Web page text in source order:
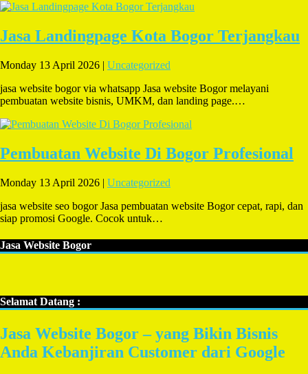
Jasa Landingpage Kota Bogor Terjangkau
Monday 13 April 2026 | Uncategorized
jasa website bogor via whatsapp Jasa website Bogor melayani
pembuatan website bisnis, UMKM, dan landing page.…
Pembuatan Website Di Bogor Profesional
Monday 13 April 2026 | Uncategorized
jasa website seo bogor Jasa pembuatan website Bogor cepat, rapi, dan
siap promosi Google. Cocok untuk…
Jasa Website Bogor
Selamat Datang :
Jasa Website Bogor – yang Bikin Bisnis
Anda Kebanjiran Customer dari Google